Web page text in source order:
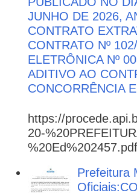
JUNHO DE 2026,
CONTRATO
CONTRATO Nº
ELETRÔNICA Nº
ADITIVO AO
CONCORRÊNCIA
https://
20-
%20Ed%202457.pdf
Prefeitura